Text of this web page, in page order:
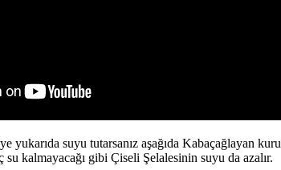
yukarıda suyu tutarsanız aşağıda Kabaçağlayan
su kalmayacağı gibi Çiseli Şelalesinin suyu da azalır.